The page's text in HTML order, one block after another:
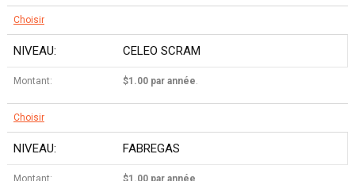
Choisir
CELEO SCRAM
$1.00 par année.
Choisir
FABREGAS
$1.00 par année.